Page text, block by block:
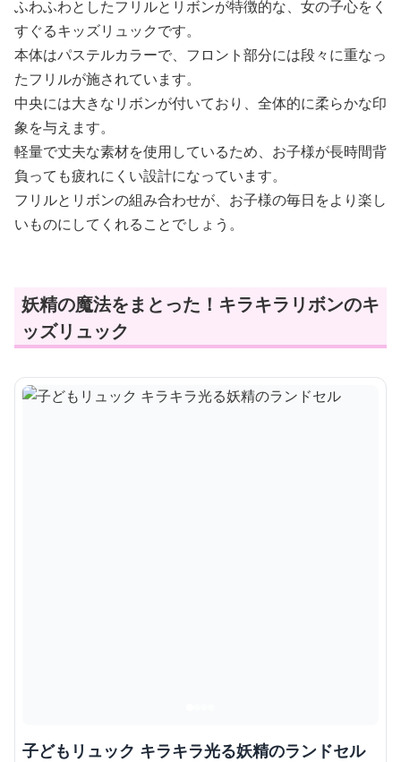
ふわふわとしたフリルとリボンが特徴的な、女の子心をく
すぐるキッズリュックです。
本体はパステルカラーで、フロント部分には段々に重なっ
たフリルが施されています。
中央には大きなリボンが付いており、全体的に柔らかな印
象を与えます。
軽量で丈夫な素材を使用しているため、お子様が長時間背
負っても疲れにくい設計になっています。
フリルとリボンの組み合わせが、お子様の毎日をより楽し
いものにしてくれることでしょう。
妖精の魔法をまとった！キラキラリボンのキ
ッズリュック
子どもリュック キラキラ光る妖精のランドセル